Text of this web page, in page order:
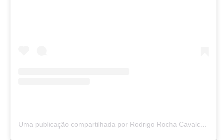
Uma publicação compartilhada por Rodrigo Rocha Cavalcanti (@delegadorodrigorochacavalcanti)